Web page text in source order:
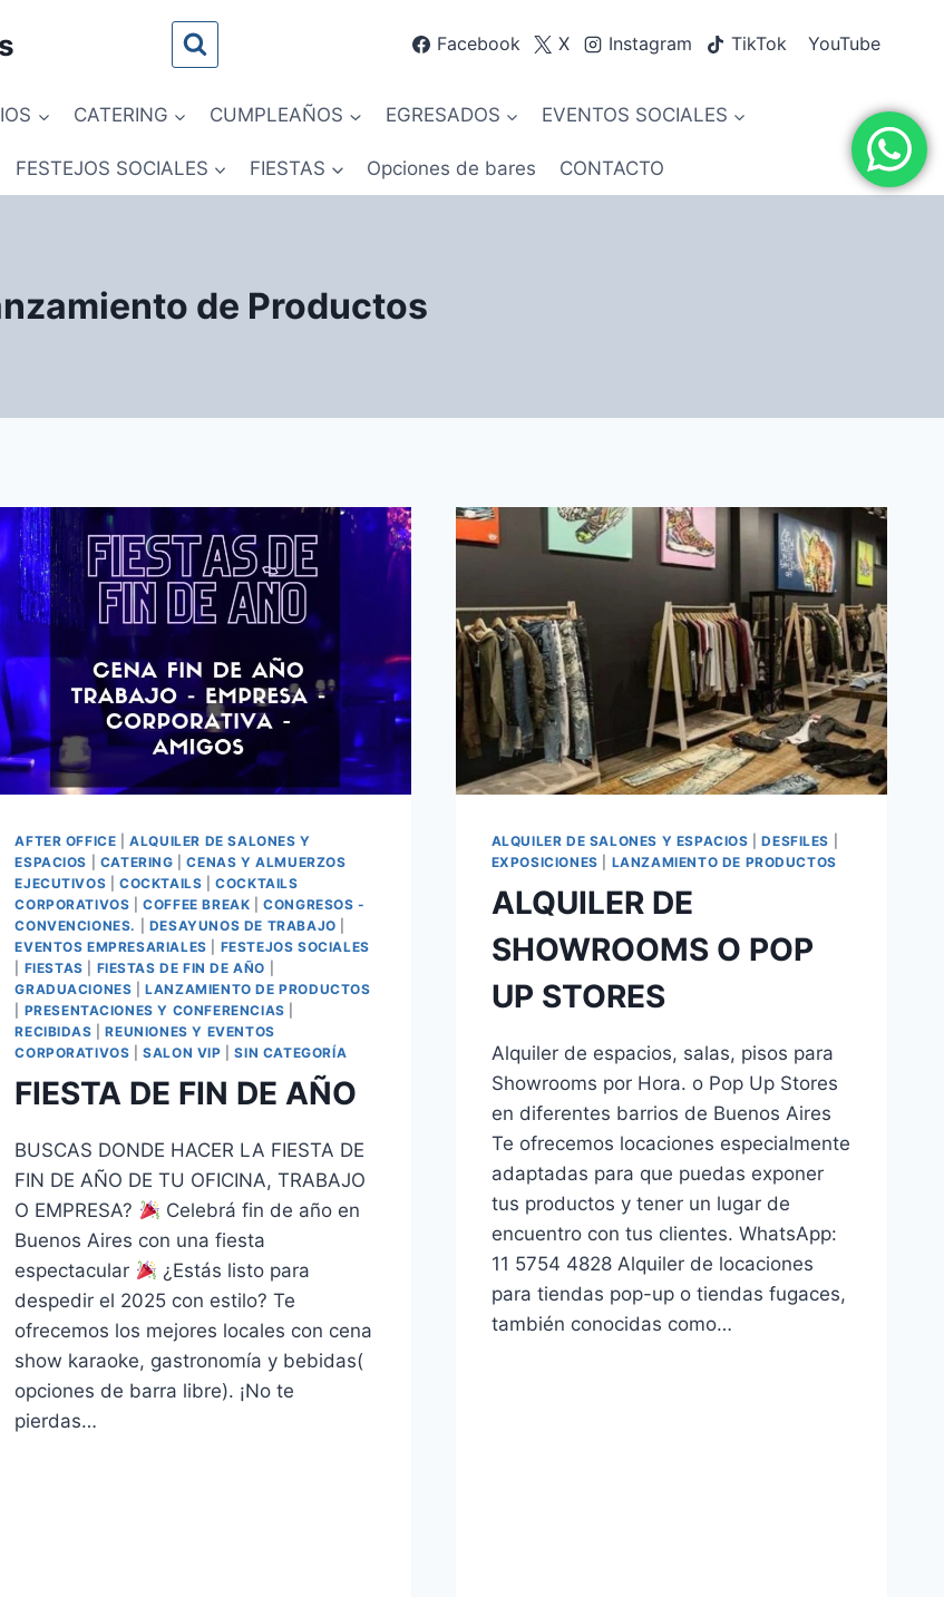
Facebook X Instagram TikTok YouTube
CATERING CUMPLEAÑOS EGRESADOS EVENTOS SOCIALES
FESTEJOS SOCIALES FIESTAS Opciones de bares CONTACTO
de Productos
AFTER OFFICE |ALQUILER DE SALONES Y
ESPACIOS
CATERING |CENAS Y ALMUERZOS
EJECUTIVOS |COCKTAILS |COCKTAILS
CORPORATIVOS |COFFEE BREAK |CONGRESOS -
CONVENCIONES.
DESAYUNOS DE TRABAJO
EVENTOS EMPRESARIALES
FESTEJOS SOCIALES
FIESTAS FIESTAS DE FIN DE AÑO
GRADUACIONES |LANZAMIENTO DE PRODUCTOS
PRESENTACIONES Y CONFERENCIAS
RECIBIDAS |REUNIONES Y EVENTOS
CORPORATIVOS |SALON VIP |SIN CATEGORÍA
FIESTA DE FIN DE AÑO
BUSCAS DONDE HACER LA FIESTA DE
FIN DE AÑO DE TU OFICINA, TRABAJO
O EMPRESA?
Celebrá fin de año en
Buenos Aires con una fiesta
espectacular
¿Estás listo para
despedir el 2025 con estilo? Te
ofrecemos los mejores locales con cena
show karaoke, gastronomía y bebidas(
opciones de barra libre). ¡No te
pierdas…
ALQUILER DE SALONES Y ESPACIOS |DESFILES
EXPOSICIONES
LANZAMIENTO DE PRODUCTOS
ALQUILER DE
SHOWROOMS O POP
UP STORES
Alquiler de espacios, salas, pisos para
Showrooms por Hora. o Pop Up Stores
en diferentes barrios de Buenos Aires
Te ofrecemos locaciones especialmente
adaptadas para que puedas exponer
tus productos y tener un lugar de
encuentro con tus clientes. WhatsApp:
11 5754 4828 Alquiler de locaciones
para tiendas pop-up o tiendas fugaces,
también conocidas como…